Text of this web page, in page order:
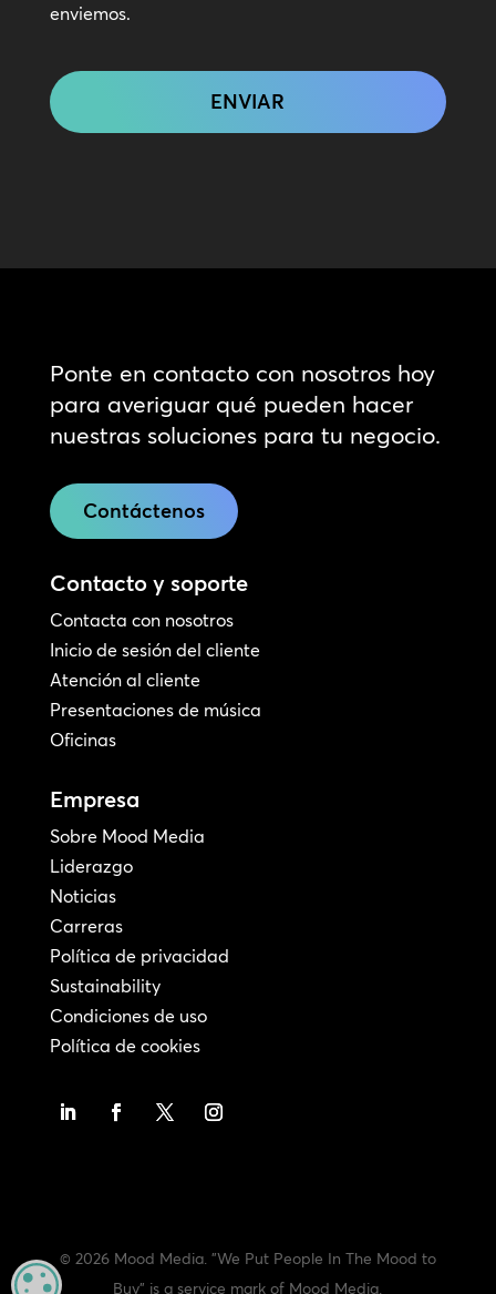
enviemos.
Ponte en contacto con nosotros hoy
para averiguar qué pueden hacer
nuestras soluciones para tu negocio.
Contáctenos
Contacto y soporte
Contacta con nosotros
Inicio de sesión del cliente
Atención al cliente
Presentaciones de música
Oficinas
Empresa
Sobre Mood Media
Liderazgo
Noticias
Carreras
Política de privacidad
Sustainability
Condiciones de uso
Política de cookies
© 2026 Mood Media. "We Put People In The Mood to
Buy" is a service mark of Mood Media.
MANAGE PRIVACY